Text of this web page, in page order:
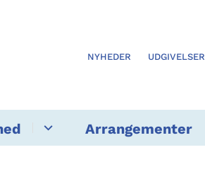
NYHEDER UDGIVELSER
Arrangementer